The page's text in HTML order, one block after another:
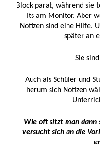
Block parat, während sie
Its am Monitor. Aber
Notizen sind eine Hilfe.
später an
Sie
Auch als Schüler und
herum sich Notizen
Wie oft sitzt man dann
versucht sich an die